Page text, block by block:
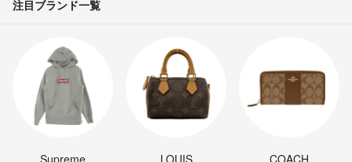
注目ブランド一覧
Supreme
LOUIS
COACH